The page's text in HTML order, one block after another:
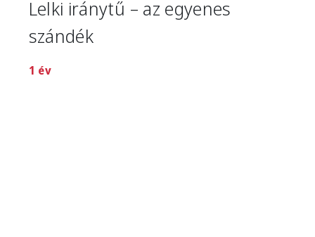
Lelki iránytű – az egyenes
szándék
1 év